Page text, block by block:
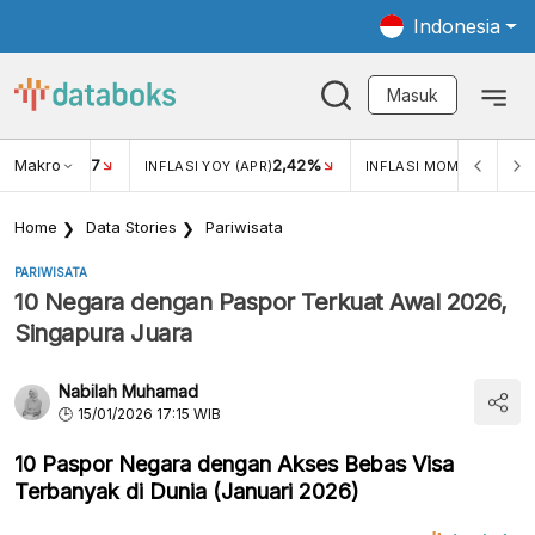
Indonesia
Masuk
Makro
USD/IDR 17 INFLASI YOY (APR)2,42% INFLASI MOM (MAR)
Home Data Stories Pariwisata
PARIWISATA
10 Negara dengan Paspor Terkuat Awal 2026,
Singapura Juara
Nabilah Muhamad
15/01/2026 17:15 WIB
10 Paspor Negara dengan Akses Bebas Visa
Terbanyak di Dunia (Januari 2026)